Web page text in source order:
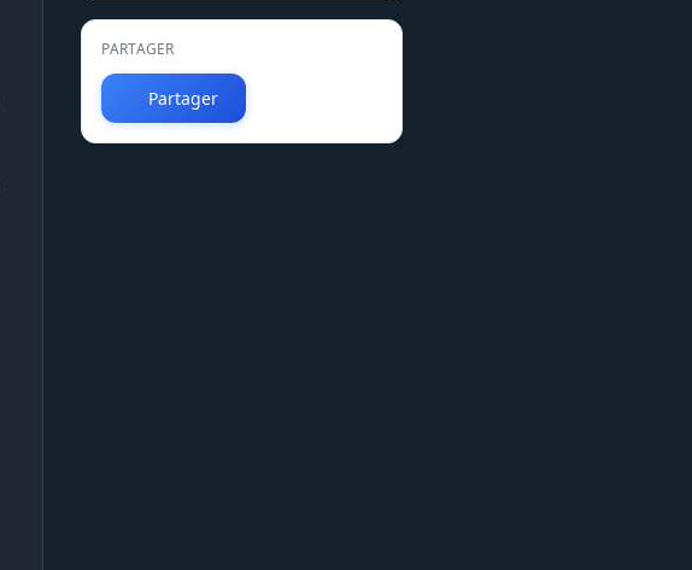
PARTAGER
Partager